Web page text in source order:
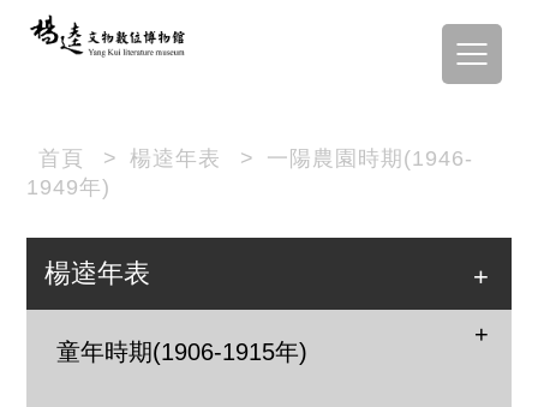
首頁 > 楊逵年表 >
一陽農園時期(1946-
1949年)
楊逵年表
童年時期(1906-1915年)